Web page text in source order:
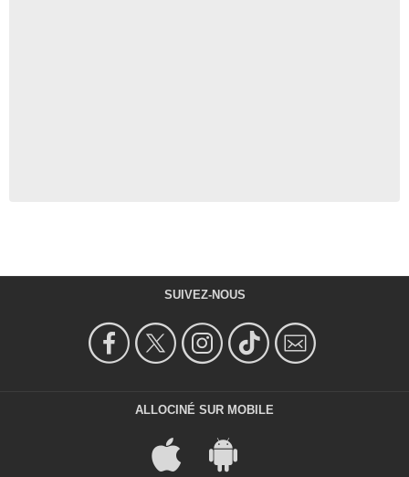
SUIVEZ-NOUS
ALLOCINÉ SUR MOBILE